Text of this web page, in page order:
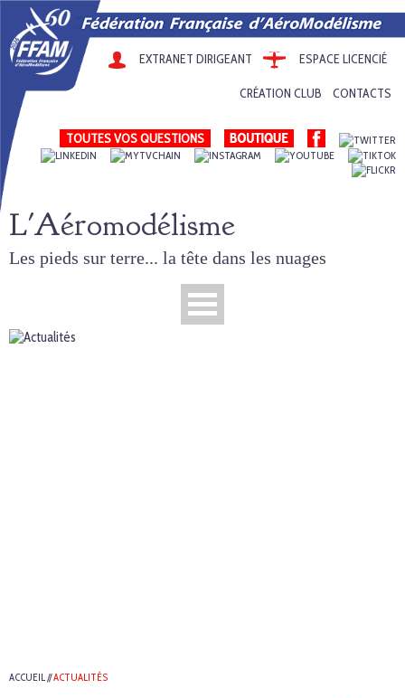
EXTRANET DIRIGEANT ESPACE LICENCIÉ
CRÉATION CLUB CONTACTS
TOUTES VOS QUESTIONS
L'Aéromodélisme
Les pieds sur terre... la tête dans les nuages
ACCUEIL//ACTUALITÉS